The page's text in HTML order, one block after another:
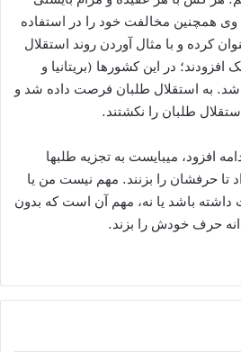
همچنین مخالفت خود را در استفاده
کرده و با مثال آوردن روند استقلال
در این کشورها (بریتانیا و
شد. به استقلال طلبان فرصت داده شد و
طلبان را نکشتند.
افزود، میبایست به تجزیه طلبها
حرفشان را بزنند. مهم نیست من یا
باشد یا نه، مهم آن است که بدون
حرف خودش را بزند.